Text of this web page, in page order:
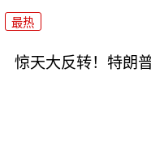
最热
惊天大反转！特朗